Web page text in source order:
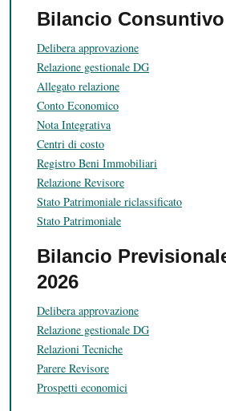
Bilancio Consuntivo
Delibera approvazione
Relazione gestionale DG
Allegato relazione
Conto Economico
Nota Integrativa
Centri di costo
Registro Beni Immobiliari
Relazione Revisore
Stato Patrimoniale riclassificato
Stato Patrimoniale
Bilancio
2026
Delibera approvazione
Relazione gestionale DG
Relazioni Tecniche
Parere Revisore
Prospetti economici